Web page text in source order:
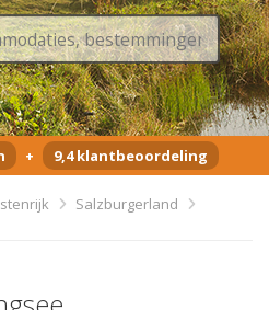
+ 9,4 klantbeoordeling
Salzburgerland